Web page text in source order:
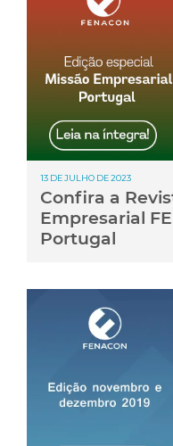
13 DE JULHO DE 2023
Confira a
Empresarial
Portugal